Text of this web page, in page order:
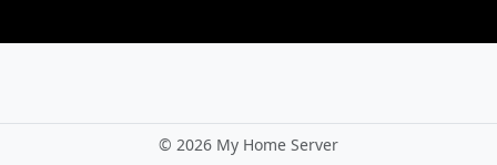
© 2026 My Home Server